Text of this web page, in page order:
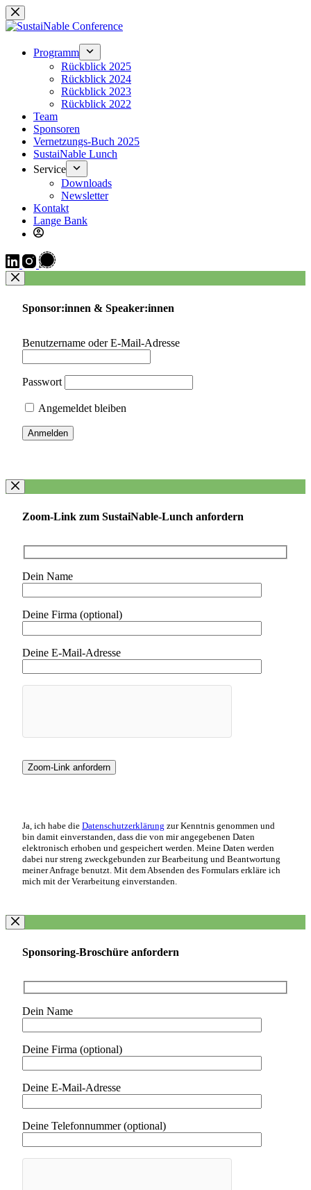
Zum
Inhalt
Programm
Rückblick 2025
Rückblick 2024
Rückblick 2023
Rückblick 2022
Team
Sponsoren
Vernetzungs-Buch 2025
SustaiNable Lunch
Service
Downloads
Newsletter
Kontakt
Lange Bank
Sponsor:innen & Speaker:innen
Benutzername oder E-Mail-Adresse
Passwort
Angemeldet bleiben
Zoom-Link zum SustaiNable-Lunch anfordern
Dein Name
Deine Firma (optional)
Deine E-Mail-Adresse
Ja, ich habe die Datenschutzerklärung zur Kenntnis genommen und
bin damit einverstanden, dass die von mir angegebenen Daten
elektronisch erhoben und gespeichert werden. Meine Daten werden
dabei nur streng zweckgebunden zur Bearbeitung und Beantwortung
meiner Anfrage benutzt. Mit dem Absenden des Formulars erkläre ich
mich mit der Verarbeitung einverstanden.
Sponsoring-Broschüre anfordern
Dein Name
Deine Firma (optional)
Deine E-Mail-Adresse
Deine Telefonnummer (optional)